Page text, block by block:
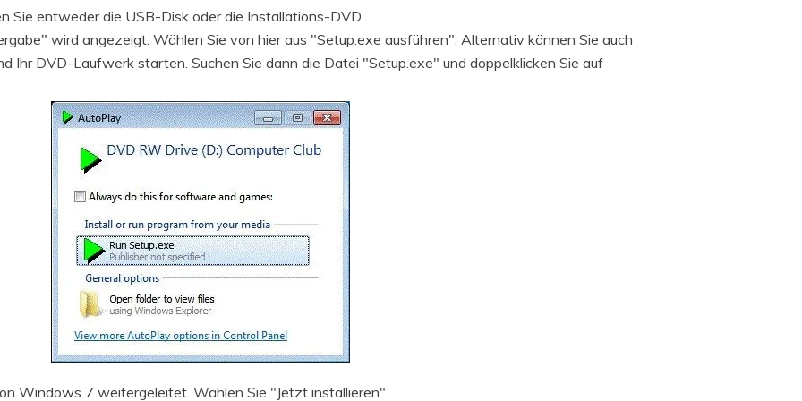
Sie entweder die USB-Disk oder die Installations-DVD.
wird angezeigt. Wählen Sie von hier aus "Setup.exe ausführen". Alternativ können Sie auch
Ihr DVD-Laufwerk starten. Suchen Sie dann die Datei "Setup.exe" und doppelklicken Sie auf
Windows 7 weitergeleitet. Wählen Sie "Jetzt installieren".